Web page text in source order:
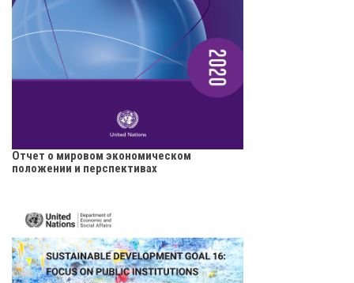
Отчет о мировом экономическом
положении и перспективах